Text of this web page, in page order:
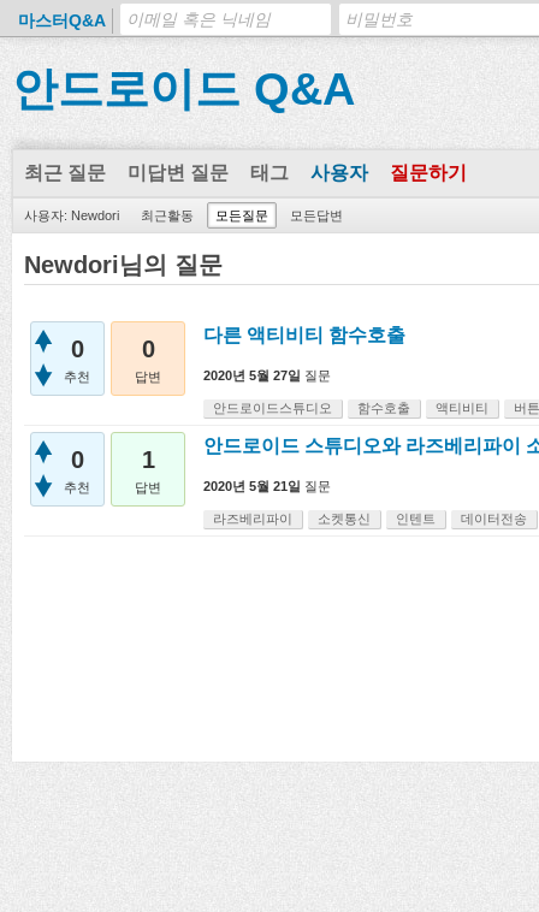
마스터Q&A
안드로이드 Q&A
최근 질문 미답변 질문 태그 사용자 질문하기
사용자: Newdori 최근활동 모든질문 모든답변
Newdori님의 질문
0
추천
0
답변
다른 액티비티 함수호출
2020년 5월 27일 질문
안드로이드스튜디오 함수호출 액티비티 버
0
추천
1
답변
안드로이드 스튜디오와 라즈베리파이
2020년 5월 21일 질문
라즈베리파이 소켓통신 인텐트 데이터전송